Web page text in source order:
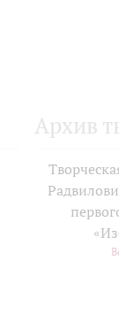
Архив